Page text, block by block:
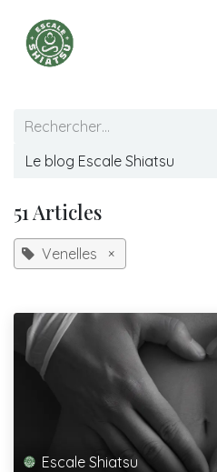
Le blog Escale Shiatsu
51 Articles
Venelles ×
Escale Shiatsu